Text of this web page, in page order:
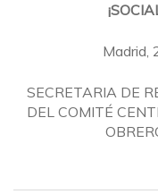
Madrid,
SECRETARIA DE
DEL COMITÉ